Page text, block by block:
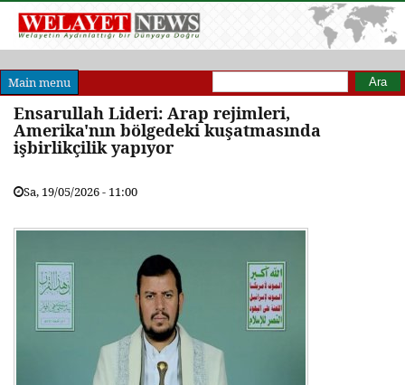
Main menu Arama formu
Ara
Ensarullah Lideri: Arap rejimleri,
Amerika'nın bölgedeki kuşatmasında
işbirlikçilik yapıyor
Sa, 19/05/2026 - 11:00